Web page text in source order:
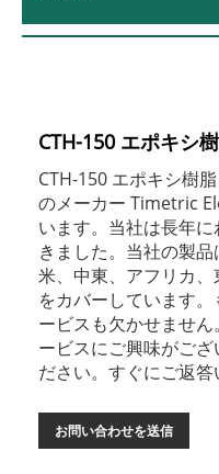
CTH-150 エポキシ
CTH-150 エポキシ樹
のメーカー Timetric
います。当社は長年
きました。当社の製
米、中東、アフリカ
をカバーしています
ービスも欠かせませ
ービスにご興味がご
ださい。すぐにご返答
お問い合わせを送信